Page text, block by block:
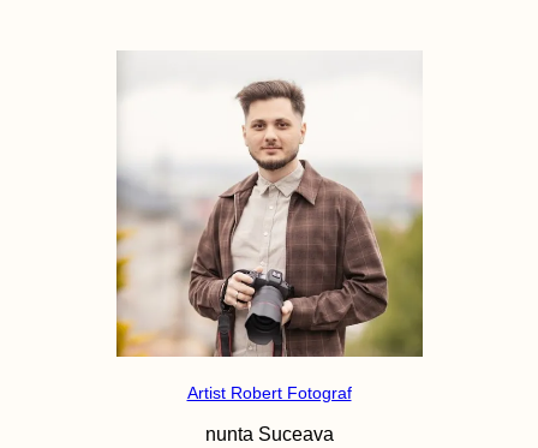
Artist Robert Fotograf
nunta Suceava